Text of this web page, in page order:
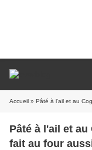
Accueil » Pâté à l'ail et au
Pâté à l'ail et
fait au four